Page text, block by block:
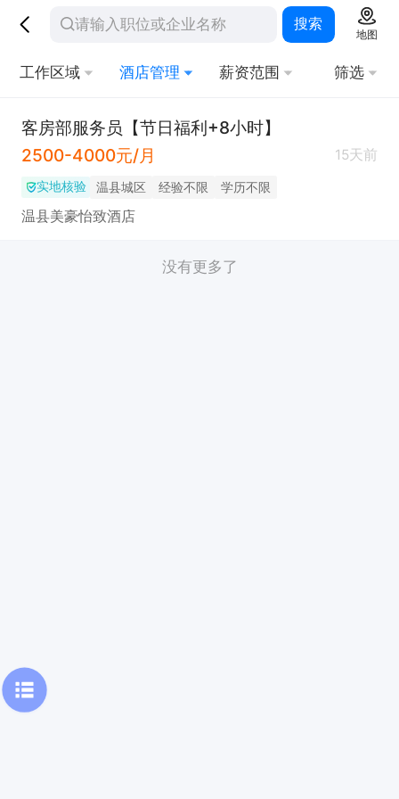
搜索
地图
工作区域 酒店管理 薪资范围 筛选
客房部服务员【节日福利+8小时】
2500-4000元/月
15天前
实地核验 温县城区 经验不限 学历不限
温县美豪怡致酒店
没有更多了